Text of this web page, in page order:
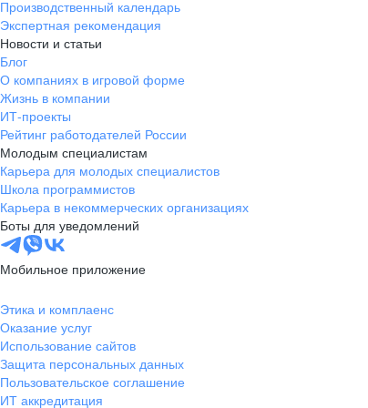
Производственный календарь
Экспертная рекомендация
Новости и статьи
Блог
О компаниях в игровой форме
Жизнь в компании
ИТ-проекты
Рейтинг работодателей России
Молодым специалистам
Карьера для молодых специалистов
Школа программистов
Карьера в некоммерческих организациях
Боты для уведомлений
Мобильное приложение
Этика и комплаенс
Оказание услуг
Использование сайтов
Защита персональных данных
Пользовательское соглашение
ИТ аккредитация